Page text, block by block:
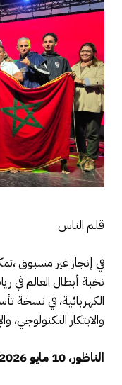
قلم الناس
في إنجاز غير مسبوق
نخبة أبطال العالم في
الكهربائية، في نسخة
والابتكار
الناظور، 10 مايو 2026 –